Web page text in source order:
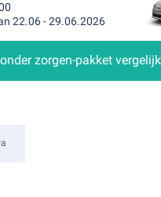
22.06 - 29.06.2026
zorgen-pakket